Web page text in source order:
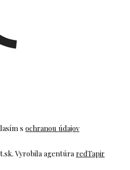
s ochranou údajov
Vyrobila agentúraredTapir